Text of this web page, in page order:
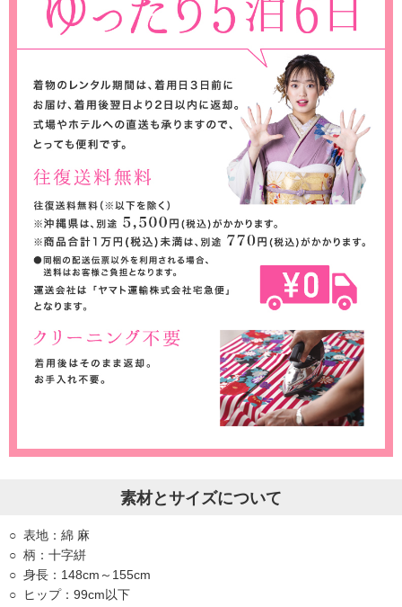
素材とサイズについて
表地：綿 麻
柄：十字絣
身長：148cm～155cm
ヒップ：99cm以下